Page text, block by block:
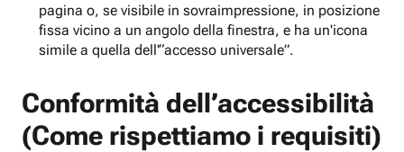
pagina o, se visibile in sovraimpressione, in posizione
fissa vicino a un angolo della finestra, e ha un'icona
simile a quella dell'“accesso universale”.
Conformità dell’accessibilità
(Come rispettiamo i requisiti)